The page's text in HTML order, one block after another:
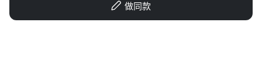
做同款